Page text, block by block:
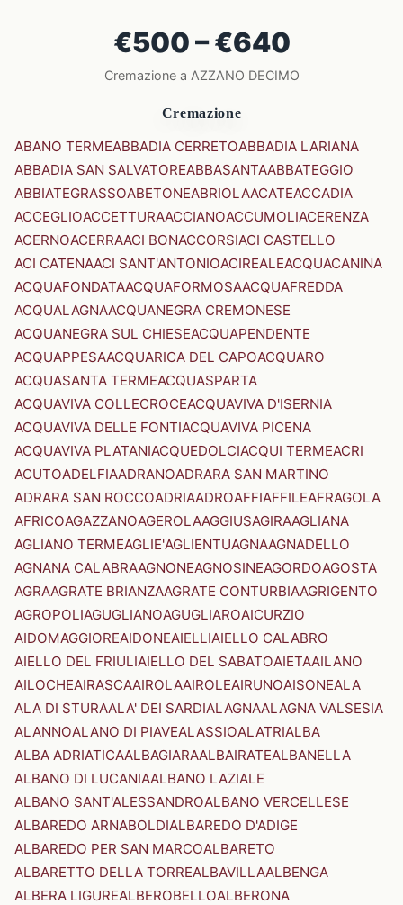
€500 – €640
Cremazione a AZZANO DECIMO
Cremazione
ABANO TERMEABBADIA CERRETOABBADIA LARIANA
ABBADIA SAN SALVATOREABBASANTAABBATEGGIO
ABBIATEGRASSOABETONEABRIOLAACATEACCADIA
ACCEGLIOACCETTURAACCIANOACCUMOLIACERENZA
ACERNOACERRAACI BONACCORSIACI CASTELLO
ACI CATENAACI SANT'ANTONIOACIREALEACQUACANINA
ACQUAFONDATAACQUAFORMOSAACQUAFREDDA
ACQUALAGNAACQUANEGRA CREMONESE
ACQUANEGRA SUL CHIESEACQUAPENDENTE
ACQUAPPESAACQUARICA DEL CAPOACQUARO
ACQUASANTA TERMEACQUASPARTA
ACQUAVIVA COLLECROCEACQUAVIVA D'ISERNIA
ACQUAVIVA DELLE FONTIACQUAVIVA PICENA
ACQUAVIVA PLATANIACQUEDOLCIACQUI TERMEACRI
ACUTOADELFIAADRANOADRARA SAN MARTINO
ADRARA SAN ROCCOADRIAADROAFFIAFFILEAFRAGOLA
AFRICOAGAZZANOAGEROLAAGGIUSAGIRAAGLIANA
AGLIANO TERMEAGLIE'AGLIENTUAGNAAGNADELLO
AGNANA CALABRAAGNONEAGNOSINEAGORDOAGOSTA
AGRAAGRATE BRIANZAAGRATE CONTURBIAAGRIGENTO
AGROPOLIAGUGLIANOAGUGLIAROAICURZIO
AIDOMAGGIOREAIDONEAIELLIAIELLO CALABRO
AIELLO DEL FRIULIAIELLO DEL SABATOAIETAAILANO
AILOCHEAIRASCAAIROLAAIROLEAIRUNOAISONEALA
ALA DI STURAALA' DEI SARDIALAGNAALAGNA VALSESIA
ALANNOALANO DI PIAVEALASSIOALATRIALBA
ALBA ADRIATICAALBAGIARAALBAIRATEALBANELLA
ALBANO DI LUCANIAALBANO LAZIALE
ALBANO SANT'ALESSANDROALBANO VERCELLESE
ALBAREDO ARNABOLDIALBAREDO D'ADIGE
ALBAREDO PER SAN MARCOALBARETO
ALBARETTO DELLA TORREALBAVILLAALBENGA
ALBERA LIGUREALBEROBELLOALBERONA